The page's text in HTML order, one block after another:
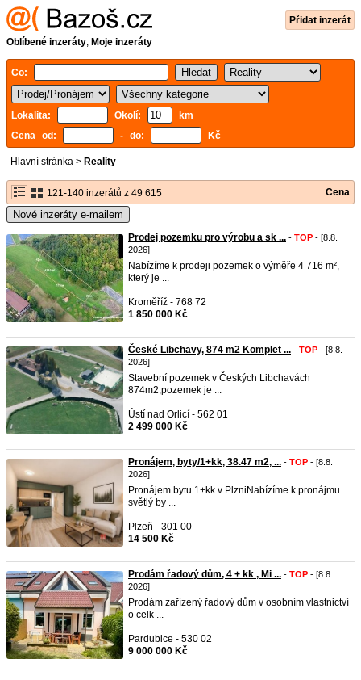
Přidat inzerát
Oblíbené inzeráty, Moje inzeráty
Co:
Lokalita: Okolí:
km
Cena od:
- do: Kč
Hlavní stránka > Reality
121-140 inzerátů z 49 615 Cena
Nové inzeráty e-mailem
Prodej pozemku pro výrobu a sk ... - TOP - [8.8.
2026]
Nabízíme k prodeji pozemek o výměře 4 716 m²,
který je ...
Kroměříž - 768 72
1 850 000 Kč
České Libchavy, 874 m2 Komplet ... - TOP - [8.8.
2026]
Stavební pozemek v Českých Libchavách
874m2,pozemek je ...
Ústí nad Orlicí - 562 01
2 499 000 Kč
Pronájem, byty/1+kk, 38.47 m2, ... - TOP - [8.8.
2026]
Pronájem bytu 1+kk v PlzniNabízíme k pronájmu
světlý by ...
Plzeň - 301 00
14 500 Kč
Prodám řadový dům, 4 + kk , Mi ... - TOP - [8.8.
2026]
Prodám zařízený řadový dům v osobním vlastnictví
o celk ...
Pardubice - 530 02
9 000 000 Kč